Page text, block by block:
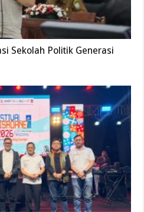
Sekolah Politik Generasi